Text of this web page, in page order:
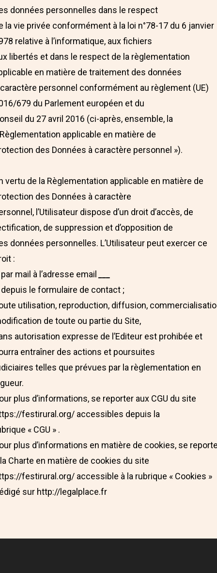
données personnelles dans le respect
la vie privée conformément à la loi n°78-17 du 6 janvier
relative à l’informatique, aux fichiers
libertés et dans le respect de la règlementation
en matière de traitement des données
personnel conformément au règlement (UE)
679 du Parlement européen et du
du 27 avril 2016 (ci-après, ensemble, la
applicable en matière de
des Données à caractère personnel »).
vertu de la Règlementation applicable en matière de
des Données à caractère
l’Utilisateur dispose d’un droit d’accès, de
de suppression et d’opposition de
données personnelles. L’Utilisateur peut exercer ce
:
mail à l’adresse email
le formulaire de contact ;
utilisation, reproduction, diffusion,
de toute ou partie du Site,
autorisation expresse de l’Editeur est prohibée et
entraîner des actions et poursuites
telles que prévues par la règlementation en
plus d’informations, se reporter aux CGU du site
festirural.org/ accessibles depuis la
« CGU » .
plus d’informations en matière de cookies, se
Charte en matière de cookies du site
festirural.org/ accessible à la rubrique « Cookies »
sur http://legalplace.fr